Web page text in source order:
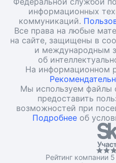
информационных
коммуникаций.
Все права на любые
на сайте, защищены в
и международным
об
На информационном
Мы используем файлы
предоставить
возможностей при
Подробнее об
Рейтинг компании